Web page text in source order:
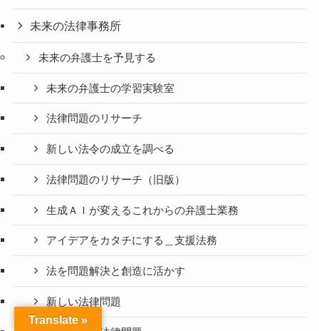
未来の法律事務所
未来の弁護士を予見する
未来の弁護士の学習実験室
法律問題のリサーチ
新しい法令の成立を調べる
法律問題のリサーチ（旧版）
生成ＡＩが変えるこれからの弁護士業務
アイデアをカタチにする＿支援法務
法を問題解決と創造に活かす
新しい法律問題
Translate »